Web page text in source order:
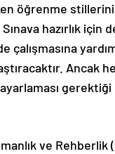
öğrenme
hazırlık için
Ancak
gerektiği
ve